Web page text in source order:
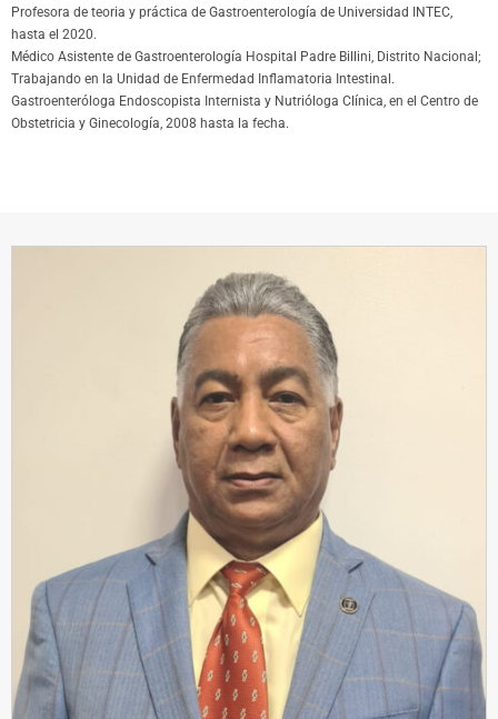
Profesora de teoria y práctica de Gastroenterología de Universidad INTEC,
hasta el 2020.
Médico Asistente de Gastroenterología Hospital Padre Billini, Distrito Nacional;
Trabajando en la Unidad de Enfermedad Inflamatoria Intestinal.
Gastroenteróloga Endoscopista Internista y Nutrióloga Clínica, en el Centro de
Obstetricia y Ginecología, 2008 hasta la fecha.